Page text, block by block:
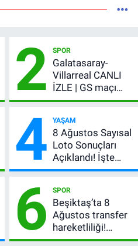
2 SPOR
Galatasaray-
Villarreal CANLI
İZLE | GS maçı
hangi kanalda,
4 YAŞAM
8 Ağustos Sayısal
Loto Sonuçları
Açıklandı! İşte
Kazandıran 6
6 SPOR
Beşiktaş’ta 8
Ağustos transfer
hareketliliği!
Yönetim 5 bölge